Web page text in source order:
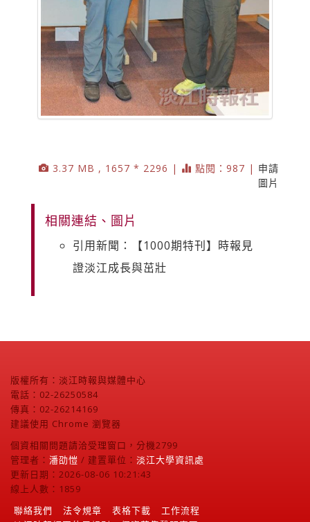
3.37 MB , 1657 * 2296 | 點閱：987 | 申請
圖片
相關連結、圖片
引用新聞：【1000期特刊】時報見
證淡江成長與茁壯
版權所有：淡江時報與媒體中心
電話：02-26250584
傳真：02-26214169
建議使用 Chrome 瀏覽器
個資相關問題請洽受理窗口，分機2799
管理者： 潘劭愷 / 建置單位： 淡江大學資訊處
更新日期：2026-08-06 10:21:43
線上人數：1859
聯絡我們
法令規章 表格下載
工作流程